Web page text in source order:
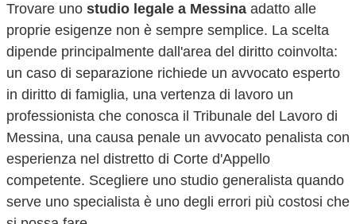
Trovare uno studio legale a Messina adatto alle
proprie esigenze non è sempre semplice. La scelta
dipende principalmente dall'area del diritto coinvolta:
un caso di separazione richiede un avvocato esperto
in diritto di famiglia, una vertenza di lavoro un
professionista che conosca il Tribunale del Lavoro di
Messina, una causa penale un avvocato penalista con
esperienza nel distretto di Corte d'Appello
competente. Scegliere uno studio generalista quando
serve uno specialista è uno degli errori più costosi che